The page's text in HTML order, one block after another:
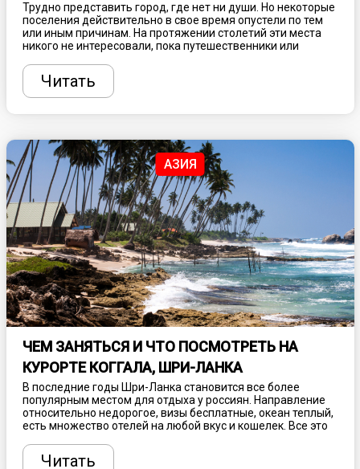
Трудно представить город, где нет ни души. Но некоторые
поселения действительно в свое время опустели по тем
или иным причинам. На протяжении столетий эти места
никого не интересовали, пока путешественники или
поражают воображение современного человека, интригуя
и вызывая неподдельный интерес. Благодаря таким
открытиями теперь мы знаем о десятках затерянных
Читать
АЗИЯ
ЧЕМ ЗАНЯТЬСЯ И ЧТО ПОСМОТРЕТЬ НА
КУРОРТЕ КОГГАЛА, ШРИ-ЛАНКА
В последние годы Шри-Ланка становится все более
популярным местом для отдыха у россиян. Направление
относительно недорогое, визы бесплатные, океан теплый,
есть множество отелей на любой вкус и кошелек. Все это
интересными достопримечательностями и потрясающими
природными заповедниками. Пляж Коггала,
Читать